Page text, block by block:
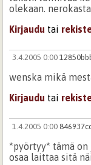
olekaan.
Kirjaudu tai
3.4.2005 0:00
wenska mikä
Kirjaudu tai
1.4.2005 0:00
*pyörtyy* tämä
osaa laittaa sitä